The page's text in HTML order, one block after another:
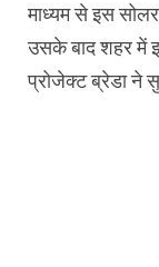
माध्यम से इस सोलर
उसके बाद शहर में
प्रोजेक्ट ब्रेडा ने